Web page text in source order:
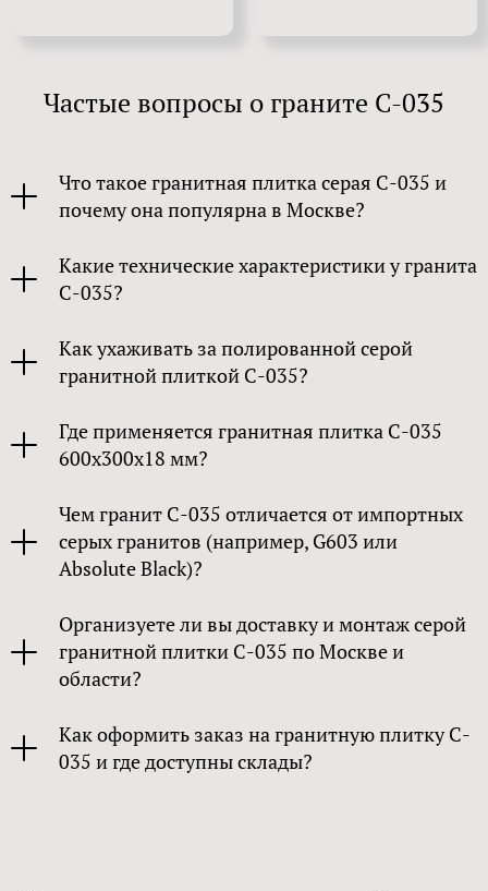
Частые вопросы о граните С-035
Что такое гранитная плитка серая C-035 и
почему она популярна в Москве?
Какие технические характеристики у гранита
C-035?
Как ухаживать за полированной серой
гранитной плиткой C-035?
Где применяется гранитная плитка C-035
600x300x18 мм?
Чем гранит C-035 отличается от импортных
серых гранитов (например, G603 или
Absolute Black)?
Организуете ли вы доставку и монтаж серой
гранитной плитки C-035 по Москве и
области?
Как оформить заказ на гранитную плитку C-
035 и где доступны склады?